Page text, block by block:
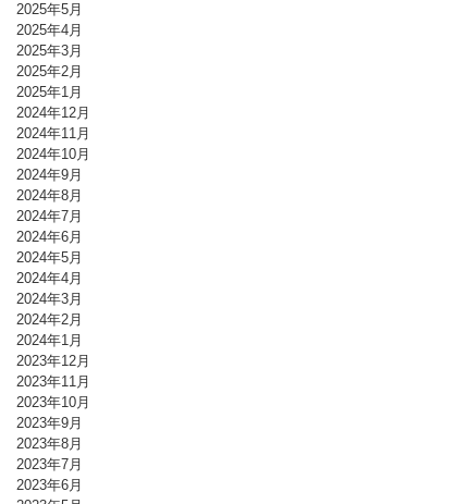
2025年5月
2025年4月
2025年3月
2025年2月
2025年1月
2024年12月
2024年11月
2024年10月
2024年9月
2024年8月
2024年7月
2024年6月
2024年5月
2024年4月
2024年3月
2024年2月
2024年1月
2023年12月
2023年11月
2023年10月
2023年9月
2023年8月
2023年7月
2023年6月